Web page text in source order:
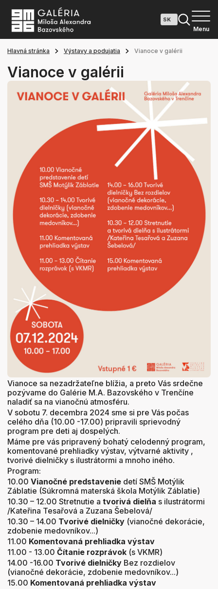
Menu
Hlavná stránka Výstavy a podujatia Vianoce v galérii
Vianoce v galérii
Vianoce sa nezadržateľne blížia, a preto Vás srdečne
pozývame do Galérie M.A. Bazovského v Trenčíne
naladiť sa na vianočnú atmosféru.
V sobotu 7. decembra 2024 sme si pre Vás počas
celého dňa (10.00 -17.00) pripravili sprievodný
program pre deti aj dospelých.
Máme pre vás pripravený bohatý celodenný program,
komentované prehliadky výstav, výtvarné aktivity ,
tvorivé dielničky s ilustrátormi a mnoho iného.
Program:
10.00 Vianočné predstavenie detí SMŠ Motýlik
Záblatie (Súkromná materská škola Motýlik Záblatie)
10.30 – 12.00 Stretnutie a tvorivá dielňa s ilustrátormi
/Kateřina Tesařová a Zuzana Šebelová/
10.30 – 14.00 Tvorivé dielničky (vianočné dekorácie,
zdobenie medovníkov...)
11.00 Komentovaná prehliadka výstav
11.00 - 13.00 Čítanie rozprávok (s VKMR)
14.00 -16.00 Tvorivé dielničky Bez rozdielov
(vianočné dekorácie, zdobenie medovníkov...)
15.00 Komentovaná prehliadka výstav